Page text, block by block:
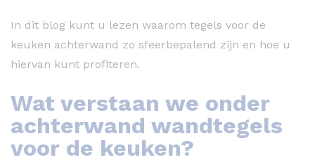
In dit blog kunt u lezen waarom tegels voor de
keuken achterwand zo sfeerbepalend zijn en hoe u
hiervan kunt profiteren.
Wat verstaan we onder
achterwand wandtegels
voor de keuken?